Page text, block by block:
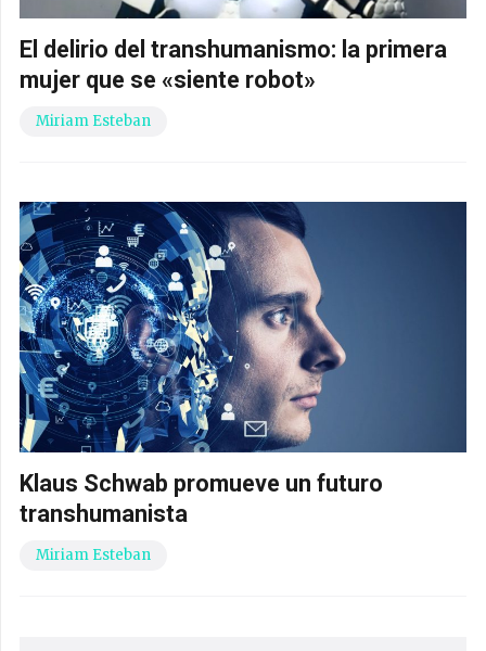
El delirio del transhumanismo: la primera
mujer que se «siente robot»
Miriam Esteban
Klaus Schwab promueve un futuro
transhumanista
Miriam Esteban